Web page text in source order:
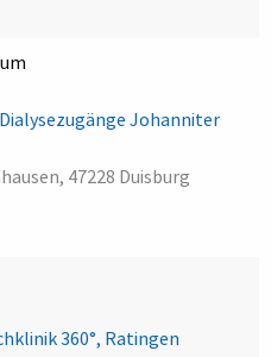
Johanniter
47228 Duisburg
360°, Ratingen